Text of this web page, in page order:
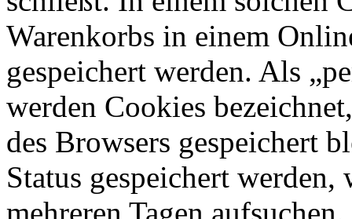
Warenkorbs in einem
gespeichert werden. Als
werden Cookies
des Browsers gespeichert
Status gespeichert
mehreren Tagen